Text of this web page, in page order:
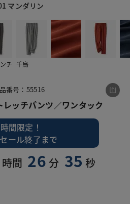
マンダリン
チ 千鳥
番号：55516
ッチパンツ／ワンタック
間限定！
ール終了まで
時間 26 分 35 秒
裏暖ストレッチパンツ／ワンタック
2.8 8レビュー